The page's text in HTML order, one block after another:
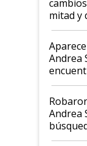
mitad y
ser
Andrea
cómo
Andrea
toca a